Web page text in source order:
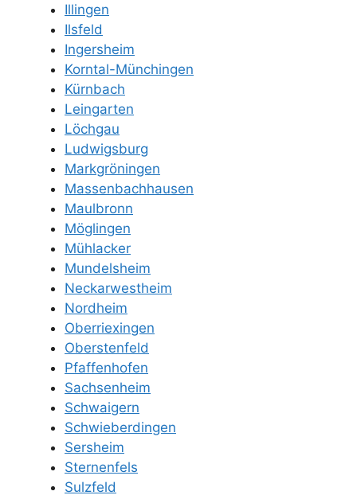
Illingen
Ilsfeld
Ingersheim
Korntal-Münchingen
Kürnbach
Leingarten
Löchgau
Ludwigsburg
Markgröningen
Massenbachhausen
Maulbronn
Möglingen
Mühlacker
Mundelsheim
Neckarwestheim
Nordheim
Oberriexingen
Oberstenfeld
Pfaffenhofen
Sachsenheim
Schwaigern
Schwieberdingen
Sersheim
Sternenfels
Sulzfeld